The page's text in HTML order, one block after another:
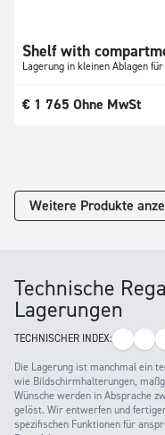
Shelf with
Lagerung in kleinen Ablagen
€ 1 765 Ohne MwSt
Weitere Produkte
Technische
Lagerungen
TECHNISCHER INDEX:
Die Lagerung ist manchmal ein
wie Bildschirmhalterungen,
Wünsche werden in Absprache
gelöst. Wir entwerfen und
spezifischen Funktionen für